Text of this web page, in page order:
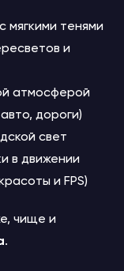
тенями
и
атмосферой
дороги)
свет
в движении
и FPS)
чище и
.